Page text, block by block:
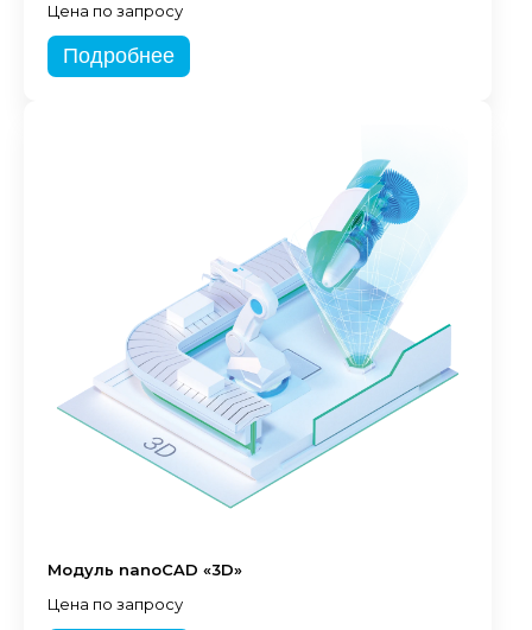
Цена по запросу
Подробнее
Модуль nanoCAD «3D»
Цена по запросу